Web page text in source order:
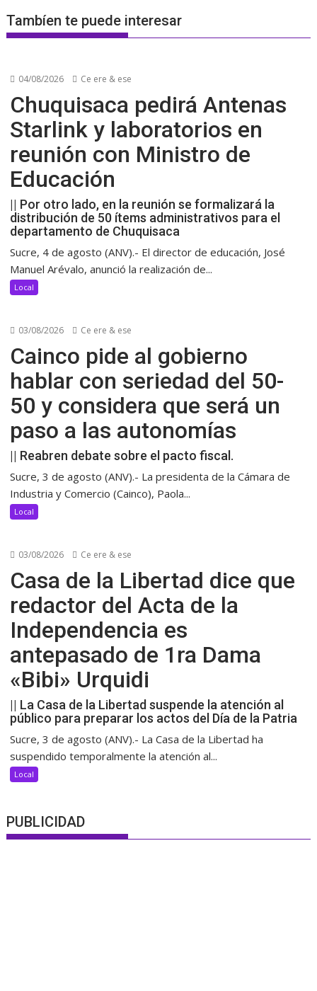
Tambíen te puede interesar
04/08/2026 Ce ere & ese
Chuquisaca pedirá Antenas
Starlink y laboratorios en
reunión con Ministro de
Educación
|| Por otro lado, en la reunión se formalizará la
distribución de 50 ítems administrativos para el
departamento de Chuquisaca
Sucre, 4 de agosto (ANV).- El director de educación, José
Manuel Arévalo, anunció la realización de...
Local
03/08/2026 Ce ere & ese
Cainco pide al gobierno
hablar con seriedad del 50-
50 y considera que será un
paso a las autonomías
|| Reabren debate sobre el pacto fiscal.
Sucre, 3 de agosto (ANV).- La presidenta de la Cámara de
Industria y Comercio (Cainco), Paola...
Local
03/08/2026 Ce ere & ese
Casa de la Libertad dice que
redactor del Acta de la
Independencia es
antepasado de 1ra Dama
«Bibi» Urquidi
|| La Casa de la Libertad suspende la atención al
público para preparar los actos del Día de la Patria
Sucre, 3 de agosto (ANV).- La Casa de la Libertad ha
suspendido temporalmente la atención al...
Local
PUBLICIDAD